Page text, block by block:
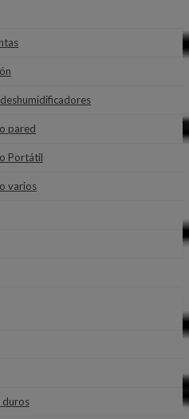
pared
Portátil
varios
duros